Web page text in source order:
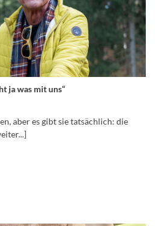
ja was mit uns“
aber es gibt sie tatsächlich: die